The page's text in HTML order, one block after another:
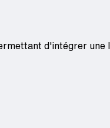
d'intégrer